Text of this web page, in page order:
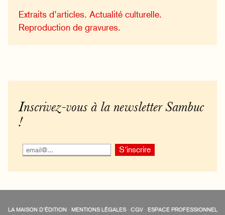
Extraits d’articles. Actualité culturelle.
Reproduction de gravures.
Inscrivez-vous à la newsletter Sambuc
!
LA MAISON D’ÉDITION · MENTIONS LÉGALES· CGV· ESPACE PROFESSIONNEL